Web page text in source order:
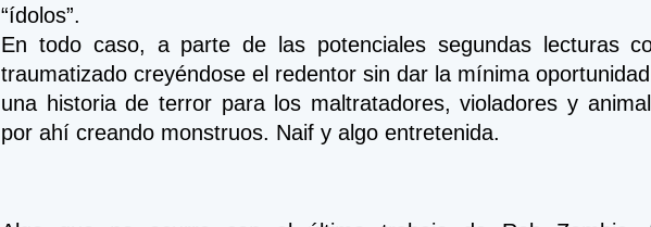
“ídolos”.
En todo caso, a parte de las potenciales segundas lecturas
traumatizado creyéndose el redentor sin dar la mínima
una historia de terror para los maltratadores, violadores y
por ahí creando monstruos. Naif y algo entretenida.